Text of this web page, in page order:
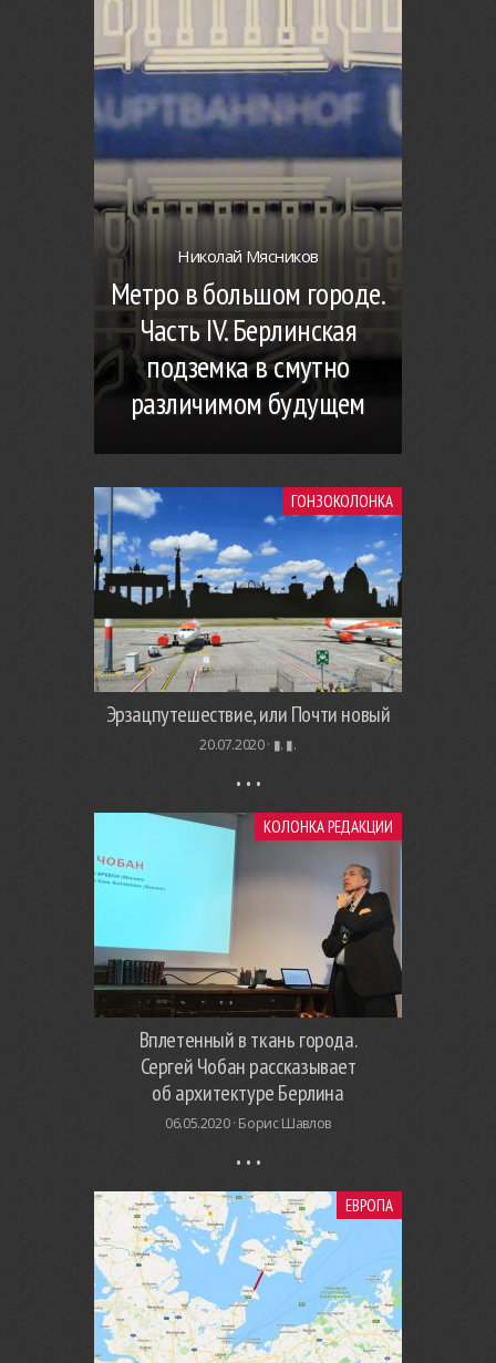
Николай Мясников
Метро в большом городе.
Часть IV. Берлинская
подземка в смутно
различимом будущем
ГОНЗОКОЛОНКА
Эрзацпутешествие, или Почти новый
20.07.2020 · ▮. ▮.
КОЛОНКА РЕДАКЦИИ
Вплетенный в ткань города.
Сергей Чобан рассказывает
об архитектуре Берлина
06.05.2020 · Борис Шавлов
ЕВРОПА